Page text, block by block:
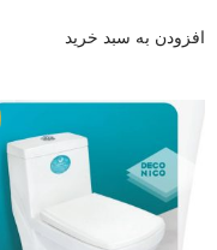
افزودن به سبد خرید